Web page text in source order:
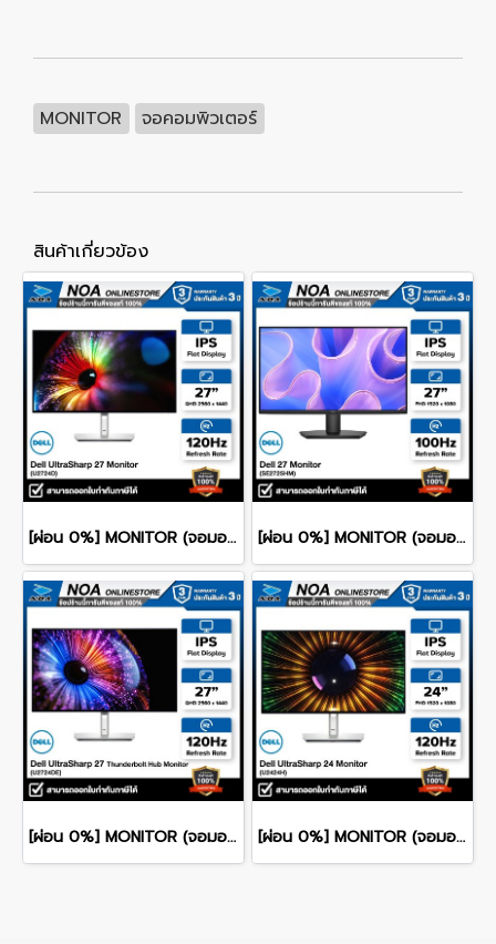
MONITOR จอคอมพิวเตอร์
สินค้าเกี่ยวข้อง
[ผ่อน 0%] MONITOR (จอมอนิเตอร์) DELL ULTRASHARP 27 U2724D 27" QHD IPS 120Hz รับประกันศูนย์ไทย 3ปี [ผ่อน 0%] MONITOR (จอมอนิเตอร์) DELL 27 SE2725HM 27" FHD IPS 100Hz รับประกันศูนย์ไทย 3ปี
[ผ่อน 0%] MONITOR (จอมอนิเตอร์) DELL ULTRASHARP 27 U2724DE 27" QHD IPS 120Hz รับประกันศูนย์ไทย 3ปี [ผ่อน 0%] MONITOR (จอมอนิเตอร์) DELL ULTRASHARP 24 U2424H 24" FHD IPS 120Hz รับประกันศูนย์ไทย 3ปี